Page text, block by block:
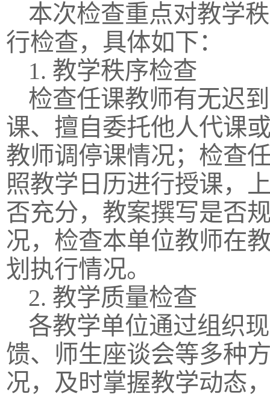
本次检查重点对教学
行检查，具体如下：
1. 教学秩序检查
检查任课教师有无迟
课、擅自委托他人代课
教师调停课情况；检查
照教学日历进行授课，
否充分，教案撰写是否
况，检查本单位教师在
划执行情况。
2. 教学质量检查
各教学单位通过组织
馈、师生座谈会等多种
况，及时掌握教学动态